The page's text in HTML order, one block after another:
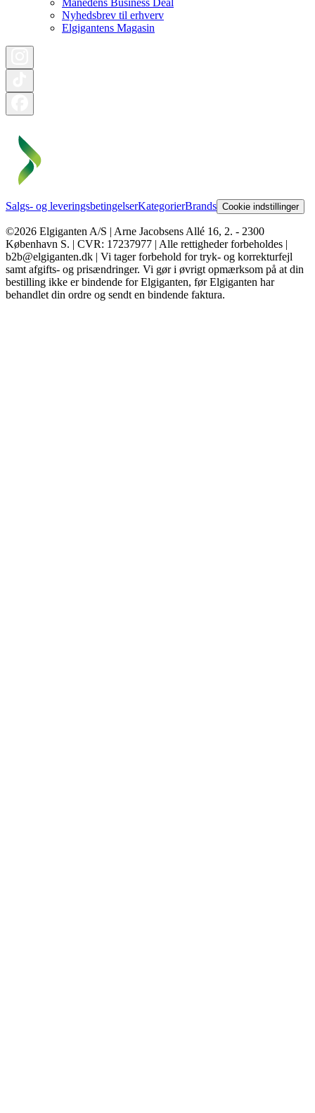
Månedens Business Deal
Nyhedsbrev til erhverv
Elgigantens Magasin
Salgs- og leveringsbetingelserKategorierBrands Cookie indstillinger
©2026 Elgiganten A/S | Arne Jacobsens Allé 16, 2. - 2300
København S. | CVR: 17237977 | Alle rettigheder forbeholdes |
b2b@elgiganten.dk | Vi tager forbehold for tryk- og korrekturfejl
samt afgifts- og prisændringer. Vi gør i øvrigt opmærksom på at din
bestilling ikke er bindende for Elgiganten, før Elgiganten har
behandlet din ordre og sendt en bindende faktura.